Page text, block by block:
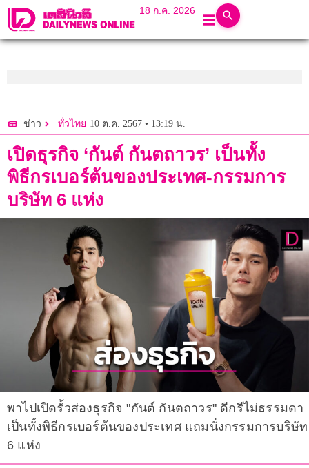
18 ก.ค. 2026
ข่าว ทั่วไทย 10 ต.ค. 2567 • 13:19 น.
เปิดธุรกิจ ‘กันต์ กันตถาวร’ เป็นทั้ง
พิธีกรเบอร์ต้นของประเทศ-กรรมการ
บริษัท 6 แห่ง
พาไปเปิดรั้วส่องธุรกิจ "กันต์ กันตถาวร" ดีกรีไม่ธรรมดา
เป็นทั้งพิธีกรเบอร์ต้นของประเทศ แถมนั่งกรรมการบริษัท
6 แห่ง